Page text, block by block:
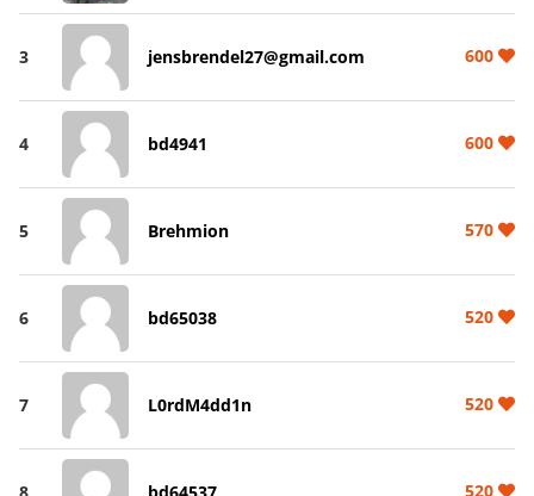
3 jensbrendel27@gmail.com 600
4 bd4941 600
5 Brehmion 570
6 bd65038 520
7 L0rdM4dd1n 520
520